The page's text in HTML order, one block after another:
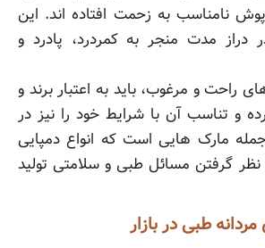
نامناسب به زحمت افتاده اند. این
دراز مدت منجر به کمردرد، پادرد و
راحت و مرغوب، باید به اعتبار برند و
و تناسب آن با شرایط خود را نیز در
مارک هایی است که انواع دمپایی
نظر گرفتن مسائل طبی و سلامتی تولید
طبی در بازار